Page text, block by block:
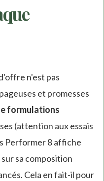
n'est pas
et promesses
formulations
(attention aux essais
Performer 8 affiche
sa composition
Cela en fait-il pour